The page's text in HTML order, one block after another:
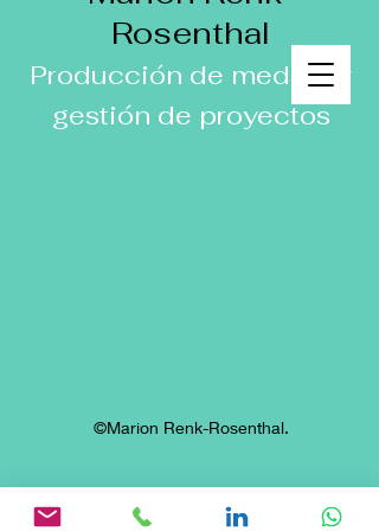
Rosenthal
Producción de medios y
gestión de proyectos
©Marion Renk-Rosenthal.